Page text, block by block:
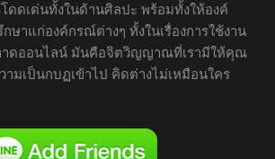
ดเด่นทั้งในด้านศิลปะ พร้อมทั้งให้องค์
ษาแก่องค์กรณ์ต่างๆ ทั้งในเรื่องการใช้งาน
าดออนไลน์ มันคือจิตวิญญาณที่เรามีให้คุณ
ามเป็นกบฏเข้าไป คิดต่างไม่เหมือนใคร